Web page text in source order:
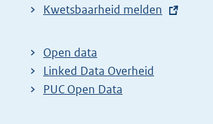
E
t
e
r
Kwetsbaarheid melden
Open data
Linked Data Overheid
PUC Open Data